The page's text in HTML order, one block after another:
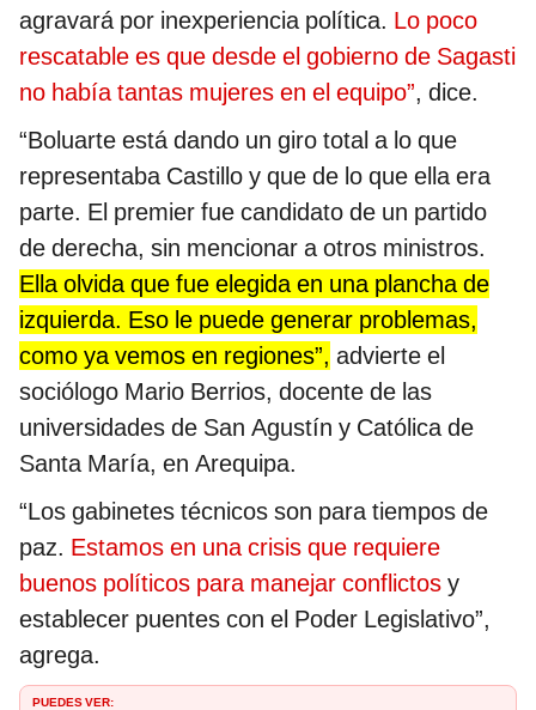
agravará por inexperiencia política. Lo poco
rescatable es que desde el gobierno de Sagasti
no había tantas mujeres en el equipo”, dice.
“Boluarte está dando un giro total a lo que
representaba Castillo y que de lo que ella era
parte. El premier fue candidato de un partido
de derecha, sin mencionar a otros ministros.
Ella olvida que fue elegida en una plancha de
izquierda. Eso le puede generar problemas,
como ya vemos en regiones”, advierte el
sociólogo Mario Berrios, docente de las
universidades de San Agustín y Católica de
Santa María, en Arequipa.
“Los gabinetes técnicos son para tiempos de
paz. Estamos en una crisis que requiere
buenos políticos para manejar conflictos y
establecer puentes con el Poder Legislativo”,
agrega.
PUEDES VER: